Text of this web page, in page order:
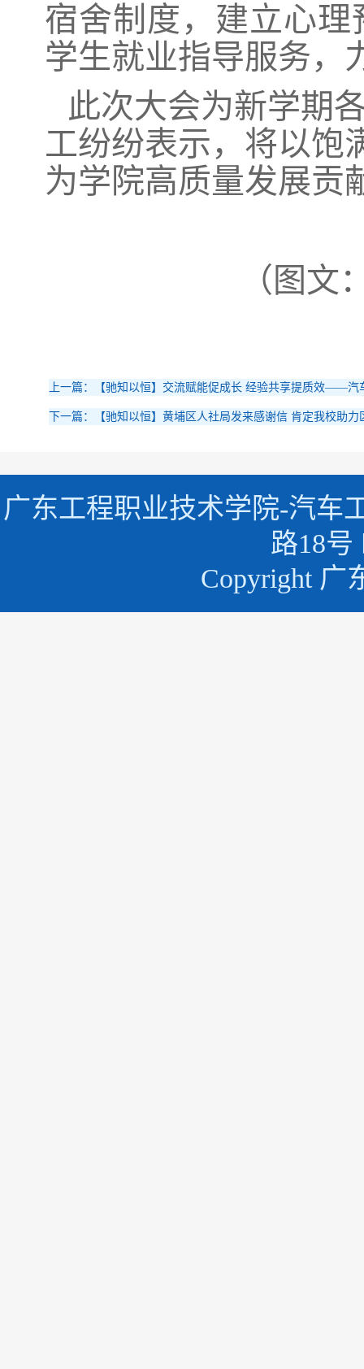
宿舍制度，建立心
学生就业指导服务，
此次大会为新学期
工纷纷表示，将以饱
为学院高质量发展贡
（图
上一篇：【驰知以恒】交流赋能促成长 经验共享提质效——
下一篇：【驰知以恒】黄埔区人社局发来感谢信 肯定我校助
广东工程职业技术学院-汽车
路18号
Copyright 广